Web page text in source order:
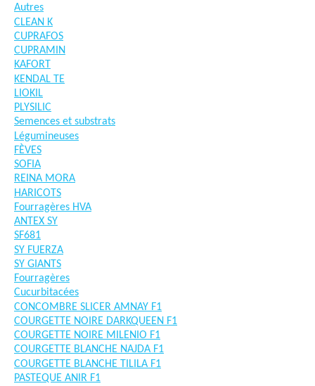
Autres
CLEAN K
CUPRAFOS
CUPRAMIN
KAFORT
KENDAL TE
LIOKIL
PLYSILIC
Semences et substrats
Légumineuses
FÈVES
SOFIA
REINA MORA
HARICOTS
Fourragères HVA
ANTEX SY
SF681
SY FUERZA
SY GIANTS
Fourragères
Cucurbitacées
CONCOMBRE SLICER AMNAY F1
COURGETTE NOIRE DARKQUEEN F1
COURGETTE NOIRE MILENIO F1
COURGETTE BLANCHE NAJDA F1
COURGETTE BLANCHE TILILA F1
PASTEQUE ANIR F1